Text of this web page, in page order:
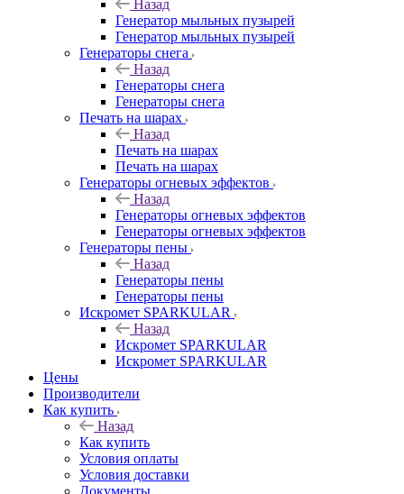
Назад
Генератор мыльных пузырей
Генератор мыльных пузырей
Генераторы снега
Назад
Генераторы снега
Генераторы снега
Печать на шарах
Назад
Печать на шарах
Печать на шарах
Генераторы огневых эффектов
Назад
Генераторы огневых эффектов
Генераторы огневых эффектов
Генераторы пены
Назад
Генераторы пены
Генераторы пены
Искромет SPARKULAR
Назад
Искромет SPARKULAR
Искромет SPARKULAR
Цены
Производители
Как купить
Назад
Как купить
Условия оплаты
Условия доставки
Документы